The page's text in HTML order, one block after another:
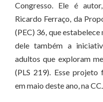
Congresso. Ele é
Ricardo Ferraço, da
(PEC) 36, que estabelece
dele também a
adultos que exploram
(PLS 219). Esse
em maio deste ano, na